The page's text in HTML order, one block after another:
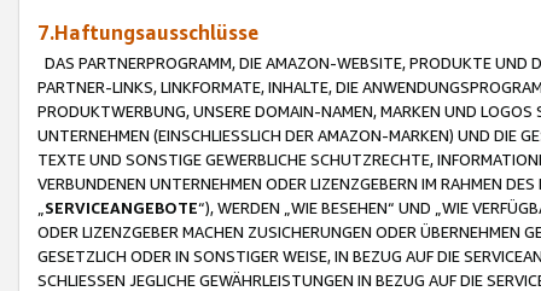
7.Haftungsausschlüsse
DAS PARTNERPROGRAMM, DIE AMAZON-WEBSITE, PRODUKTE UND
PARTNER-LINKS, LINKFORMATE, INHALTE, DIE
PRODUKTWERBUNG, UNSERE DOMAIN-NAMEN, MARKEN UND
UNTERNEHMEN (EINSCHLIESSLICH DER AMAZON-MARKEN) UND DIE
TEXTE UND SONSTIGE GEWERBLICHE SCHUTZRECHTE,
VERBUNDENEN UNTERNEHMEN ODER LIZENZGEBERN IM RAHMEN
SERVICEANGEBOTE“), WERDEN „WIE BESEHEN“ UND „WIE
ODER LIZENZGEBER MACHEN ZUSICHERUNGEN ODER ÜBERNEHMEN
GESETZLICH ODER IN SONSTIGER WEISE, IN BEZUG AUF DIE
SCHLIESSEN JEGLICHE GEWÄHRLEISTUNGEN IN BEZUG AUF DIE